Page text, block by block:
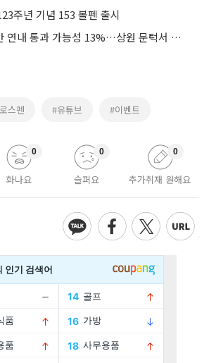
주년 기념 153 볼펜 출시
美 클래리티 법안 연내 통과 가능성 13%…상원 문턱서 제동
스펜 #유튜브 #이벤트
화나요
0
슬퍼요
0
추가취재 원해요
0